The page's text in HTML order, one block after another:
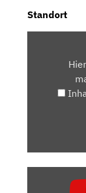
Standort